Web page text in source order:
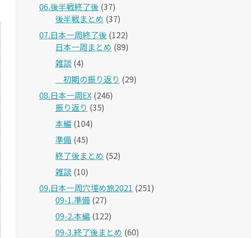
06.後半戦終了後 (37)
後半戦まとめ (37)
07.日本一周終了後 (122)
日本一周まとめ (89)
雑談 (4)
＿初期の振り返り (29)
08.日本一周EX (246)
振り返り (35)
本編 (104)
準備 (45)
終了後まとめ (52)
雑談 (10)
09.日本一周穴埋め旅2021 (251)
09-1.準備 (27)
09-2.本編 (122)
09-3.終了後まとめ (60)